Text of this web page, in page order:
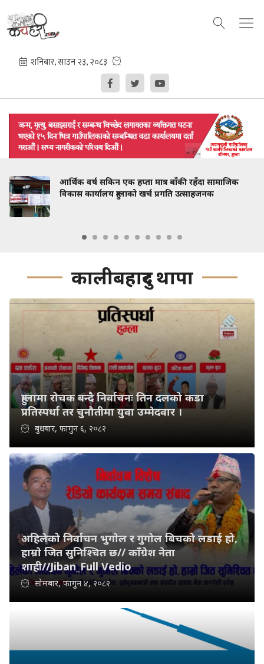
आर्थिक वर्ष सकिन एक हप्ता मात्र बाँकी रहँदा सामाजिक
विकास कार्यालय हुम्लाको खर्च प्रगति उत्साहजनक
कालीबहादुर थापा
हुम्लामा रोचक बन्दै निर्वाचनः तिन दलको कडा
प्रतिस्पर्धा तर चुनौतीमा युवा उम्मेदवार ।
बुधबार, फागुन ६, २०८२
अहिलेको निर्वाचन भुगाेल र गुगाेल बिचको लडाई हो,
हाम्राे जित सुनिश्चित छ// काँग्रेश नेता
शाही//Jiban_Full Vedio
सोमबार, फागुन ४, २०८२